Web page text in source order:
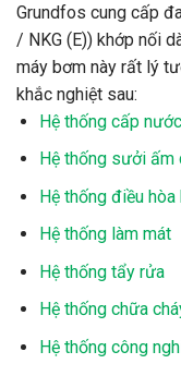
Grundfos cung cấp
/ NKG (E)) khớp nối
máy bơm này rất lý
khắc nghiệt sau:
Hệ thống cấp
Hệ thống sưởi ấm
Hệ thống điều hòa
Hệ thống làm mát
Hệ thống tẩy rửa
Hệ thống chữa
Hệ thống công